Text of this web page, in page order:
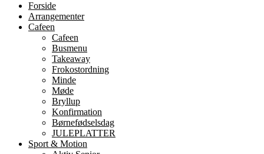
Forside
Arrangementer
Cafeen
Cafeen
Busmenu
Takeaway
Frokostordning
Minde
Møde
Bryllup
Konfirmation
Børnefødselsdag
JULEPLATTER
Sport & Motion